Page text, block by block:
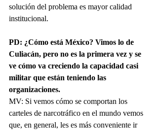
solución del problema es mayor calidad
institucional.
PD: ¿Cómo está México? Vimos lo de
Culiacán, pero no es la primera vez y se
ve cómo va creciendo la capacidad casi
militar que están teniendo las
organizaciones.
MV: Si vemos cómo se comportan los
carteles de narcotráfico en el mundo vemos
que, en general, les es más conveniente ir